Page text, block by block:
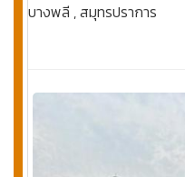
บางพลี , สมุทรปราการ